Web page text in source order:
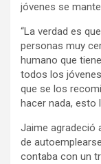
jóvenes se
“La verdad es
personas muy
humano que
todos los
que se los
hacer nada, esto
Jaime agradeció
de
contaba con un